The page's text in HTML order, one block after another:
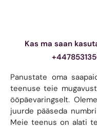
Kas ma saan
Panustate oma
teenuse teie
ööpäevaringselt.
juurde pääseda
Meie teenus on alati